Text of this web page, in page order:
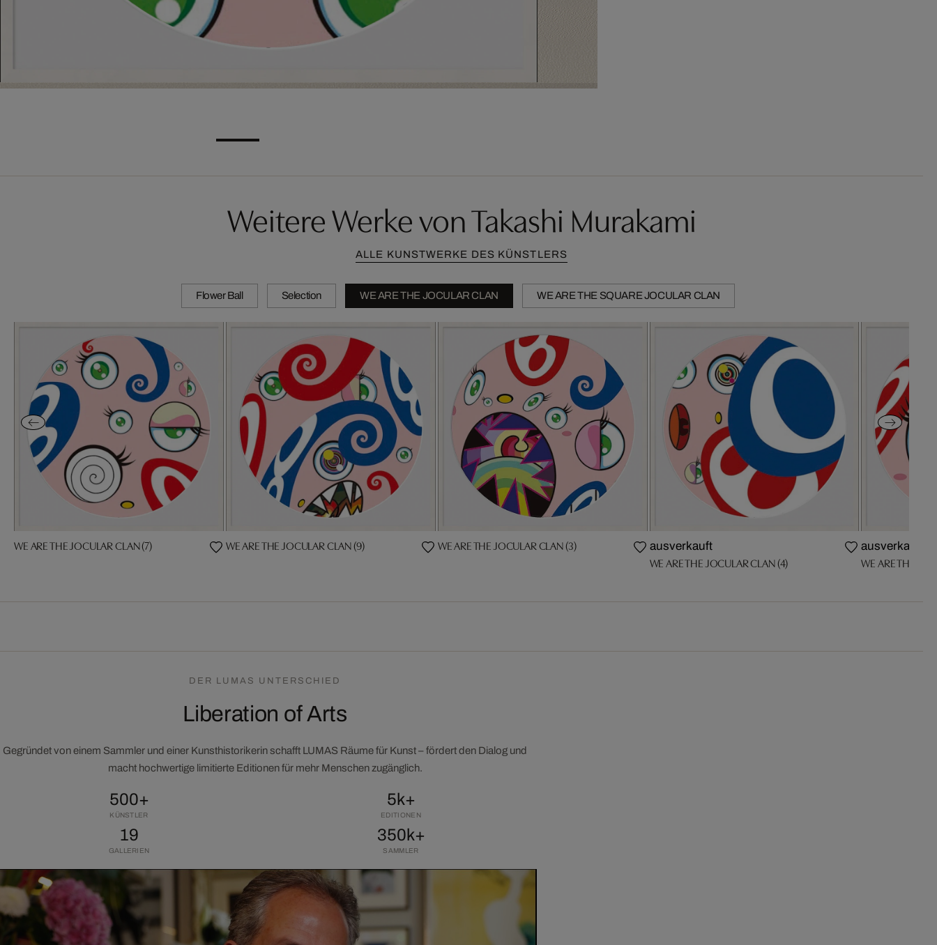
Weitere Werke von Takashi Murakami
ALLE KUNSTWERKE DES KÜNSTLERS
Flower Ball Selection WE ARE THE JOCULAR CLAN WE ARE THE SQUARE JOCULAR CLAN
WE ARE THE JOCULAR CLAN (7) WE ARE THE JOCULAR CLAN (9) WE ARE THE JOCULAR CLAN (3) ausverkauft
WE ARE THE JOCULAR CLAN (4)
ausverkauft
WE ARE THE
DER LUMAS UNTERSCHIED
Liberation of Arts
Gegründet von einem Sammler und einer Kunsthistorikerin schafft LUMAS Räume für Kunst – fördert den Dialog und
macht hochwertige limitierte Editionen für mehr Menschen zugänglich.
500+
KÜNSTLER
5k+
EDITIONEN
19
GALLERIEN
350k+
SAMMLER